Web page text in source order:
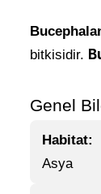
bitkisidir.
Genel
Habitat:
Asya